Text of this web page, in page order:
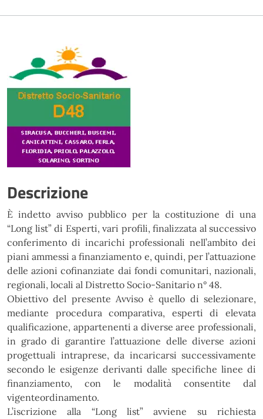
Descrizione
È indetto avviso pubblico per la costituzione di una
“Long list” di Esperti, vari profili, finalizzata al successivo
conferimento di incarichi professionali nell’ambito dei
piani ammessi a finanziamento e, quindi, per l’attuazione
delle azioni cofinanziate dai fondi comunitari, nazionali,
regionali, locali al Distretto Socio-Sanitario n° 48.
Obiettivo del presente Avviso è quello di selezionare,
mediante procedura comparativa, esperti di elevata
qualificazione, appartenenti a diverse aree professionali,
in grado di garantire l’attuazione delle diverse azioni
progettuali intraprese, da incaricarsi successivamente
secondo le esigenze derivanti dalle specifiche linee di
finanziamento, con le modalità consentite dal
vigenteordinamento.
L’iscrizione alla “Long list” avviene su richiesta